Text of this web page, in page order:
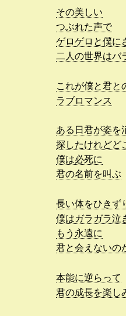
その美しい
つぶれた声で
ゲロゲロと僕に
二人の世界はバ
これが僕と君と
ラブロマンス
ある日君が姿を
探したけれどど
僕は必死に
君の名前を叫ぶ
長い体をひきず
僕はガラガラ泣
もう永遠に
君と会えないの
本能に逆らって
君の成長を楽し